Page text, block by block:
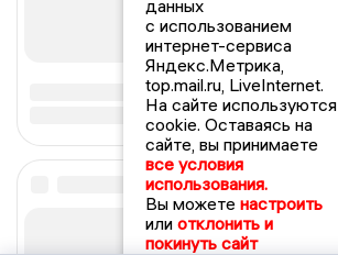
данных
с использованием
интернет-сервиса
Яндекс.Метрика,
top.mail.ru, LiveInternet.
На сайте используются
cookie. Оставаясь на
сайте, вы принимаете
все условия
использования.
Вы можете настроить
или отклонить и
покинуть сайт